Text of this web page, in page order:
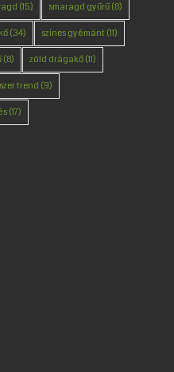
(15) smaragd gyűrű(8)
(34) színes gyémánt (11)
(8) zöld drágakő(11)
trend (9)
(17)